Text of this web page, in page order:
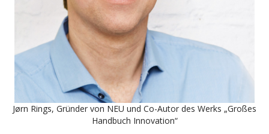
Jørn Rings, Gründer von NEU und Co-Autor des Werks „Großes
Handbuch Innovation“